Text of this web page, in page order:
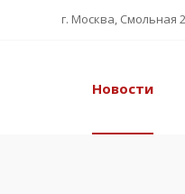
г. Москва, Смольная
Новости